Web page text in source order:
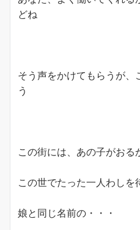
どね
そう声をかけてもらうが
う
この街には、あの子がおる
この世でたった一人わしを
娘と同じ名前の・・・